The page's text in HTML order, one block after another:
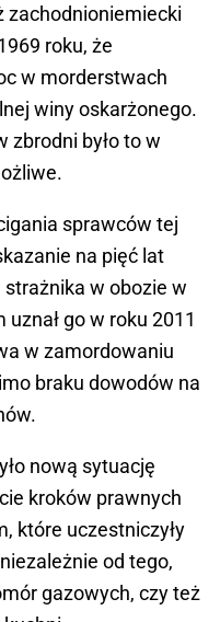
zachodnioniemiecki
roku, że
w morderstwach
winy oskarżonego.
zbrodni było to w
sprawców tej
na pięć lat
w obozie w
go w roku 2011
w zamordowaniu
braku dowodów na
nową sytuację
kroków prawnych
które uczestniczyły
od tego,
gazowych, czy też